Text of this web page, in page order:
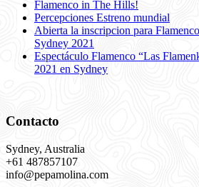
Flamenco in The Hills!
Percepciones Estreno mundial
Abierta la inscripcion para
Sydney 2021
Espectáculo Flamenco “Las
2021 en Sydney
Contacto
Sydney, Australia
+61 487857107
info@pepamolina.com